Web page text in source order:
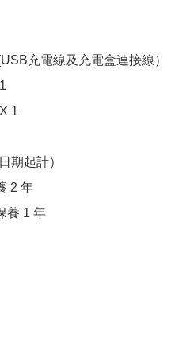
充電線及充電盒連接線）
1
期起計）
2 年